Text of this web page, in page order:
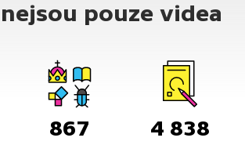
nejsou pouze videa
867 4 838